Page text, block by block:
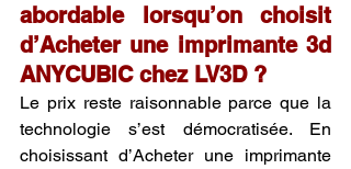
abordable lorsqu’on choisit
d’Acheter une imprimante 3d
ANYCUBIC chez LV3D ?
Le prix reste raisonnable parce que la
technologie s’est démocratisée. En
choisissant d’Acheter une imprimante